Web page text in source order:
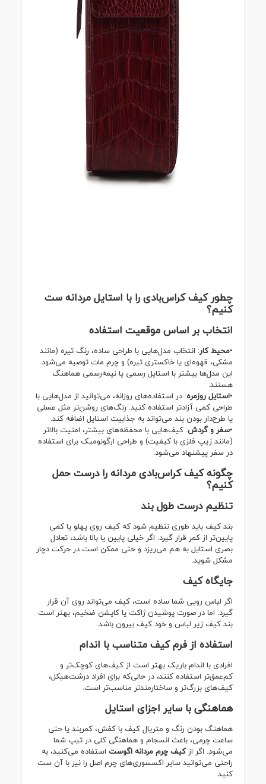
چطور کیف کراس‌بادی را با استایل مردانه ست
کنیم؟
انتخاب بر اساس موقعیت استفاده
•محیط کار: انتخاب مدل‌هایی با طراحی ساده، رنگ تیره (مانند
مشکی، قهوه‌ای یا خاکستری تیره) و چرم مات توصیه می‌شود.
این مدل‌ها بیشتر با استایل رسمی یا نیمه‌رسمی هماهنگ
هستند.
•استایل روزمره: در استفاده‌های روزانه، می‌توانید از مدل‌هایی با
طراحی کمی آزادتر استفاده کنید. رنگ‌های روشن‌تر مثل عسلی
یا طرح‌دار بودن بند می‌تواند به جذابیت استایل اضافه کند.
•سفر و گردش: کیف‌هایی با محفظه‌های بیشتر، امنیت بالاتر
(مانند زیپ فلزی با کیفیت) و طراحی ارگونومیک برای استفاده
در سفر پیشنهاد می‌شود.
چگونه کیف کراس‌بادی مردانه را درست حمل
کنیم؟
تنظیم درست طول بند
بند کیف باید طوری تنظیم شود که کیف روی پهلو یا کمی
پایین‌تر از کمر قرار گیرد. اگر خیلی پایین یا بالا باشد، تعادل
بصری استایل به هم می‌ریزد و حتی ممکن است در حرکت دچار
مشکل شوید.
جایگاه کیف
اگر لباس رویی شما ساده است، کیف می‌تواند روی آن قرار
گیرد. اما در صورت پوشیدن ژاکت یا کاپشن ضخیم، بهتر است
بند کیف زیر لباس و خود کیف بیرون باشد.
استفاده از فرم کیف متناسب با اندام
افرادی با اندام باریک بهتر است از کیف‌های کوچک‌تر و
کم‌عمق‌تر استفاده کنند، در حالی‌که برای افراد درشت‌هیکل،
کیف‌های بزرگ‌تر و ساختارمندتر مناسب‌تر است.
هماهنگی با سایر اجزای استایل
هماهنگ بودن رنگ و متریال کیف با کفش، کمربند یا حتی
ساعت چرمی، باعث انسجام و هماهنگی کلی در تیپ شما
می‌شود. اگر ازکیف چرم مردانه اگوست استفاده می‌کنید، به
راحتی می‌توانید سایر اکسسوری‌های چرم اصل را نیز با آن ست
کنید.